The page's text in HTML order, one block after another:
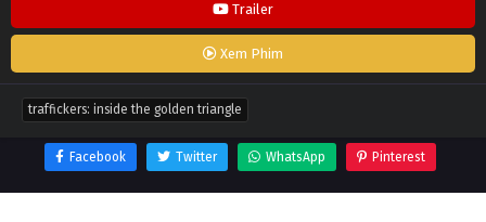
Trailer
Xem Phim
traffickers: inside the golden triangle
Facebook Twitter WhatsApp Pinterest